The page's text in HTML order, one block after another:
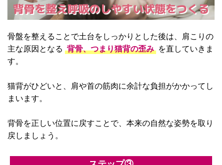
背骨を整え呼吸のしやすい状態をつくる
骨盤を整えることで土台をしっかりとした後は、肩こりの
主な原因となる 背骨、つまり猫背の歪み を直していきま
す。
猫背がひどいと、肩や首の筋肉に余計な負担がかかってし
まいます。
背骨を正しい位置に戻すことで、本来の自然な姿勢を取り
戻しましょう。